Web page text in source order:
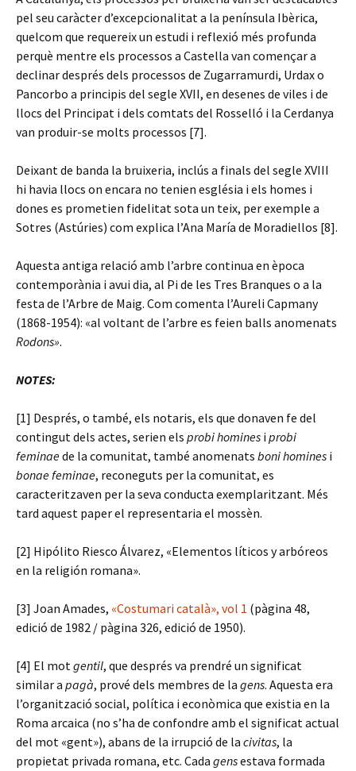
pel seu caràcter d’excepcionalitat a la península Ibèrica,
quelcom que requereix un estudi i reflexió més profunda
perquè mentre els processos a Castella van començar a
declinar després dels processos de Zugarramurdi, Urdax o
Pancorbo a principis del segle XVII, en desenes de viles i de
llocs del Principat i dels comtats del Rosselló i la Cerdanya
van produir-se molts processos [7].
Deixant de banda la bruixeria, inclús a finals del segle XVIII
hi havia llocs on encara no tenien església i els homes i
dones es prometien fidelitat sota un teix, per exemple a
Sotres (Astúries) com explica l’Ana María de Moradiellos [8].
Aquesta antiga relació amb l’arbre continua en època
contemporània i avui dia, al Pi de les Tres Branques o a la
festa de l’Arbre de Maig. Com comenta l’Aureli Capmany
(1868-1954): «al voltant de l’arbre es feien balls anomenats
Rodons».
NOTES:
[1] Després, o també, els notaris, els que donaven fe del
contingut dels actes, serien els probi homines i probi
feminaede la comunitat, també anomenats boni homines i
bonae feminae, reconeguts per la comunitat, es
caracteritzaven per la seva conducta exemplaritzant. Més
tard aquest paper el representaria el mossèn.
[2] Hipólito Riesco Álvarez, «Elementos líticos y arbóreos
en la religión romana».
[3] Joan Amades, «Costumari català», vol 1 (pàgina 48,
edició de 1982 / pàgina 326, edició de 1950).
[4] El motgentil, que després va prendré un significat
similar a pagà, prové dels membres de la gens. Aquesta era
l’organització social, política i econòmica que existia en la
Roma arcaica (no s’ha de confondre amb el significat actual
del mot «gent»), abans de la irrupció de la civitas, la
propietat privada romana, etc. Cada gensestava formada